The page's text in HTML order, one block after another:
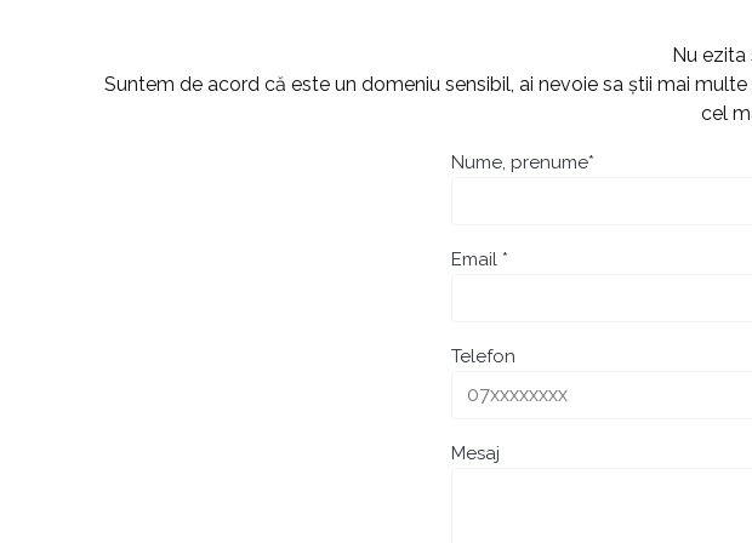
Nu ezita
Suntem de acord că este un domeniu sensibil, ai nevoie sa știi mai
cel
Nume, prenume*
Email *
Telefon
Mesaj